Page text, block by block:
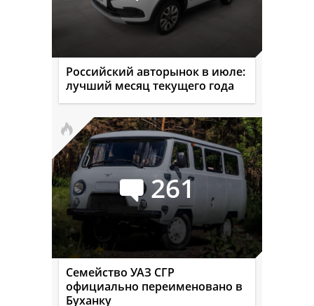
Российский авторынок в июле:
лучший месяц текущего года
261
Семейство УАЗ СГР
официально переименовано в
Буханку